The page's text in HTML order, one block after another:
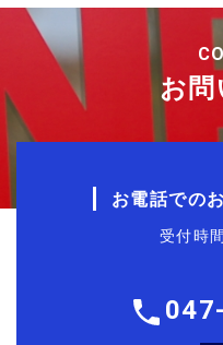
お問
お電話での
受付時